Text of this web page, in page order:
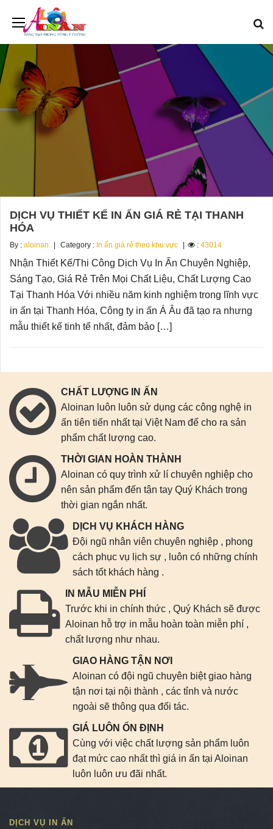
DỊCH VỤ THIẾT KẾ IN ẤN GIÁ RẺ TẠI THANH
HÓA
By : aloinan Category : In ấn giá rẻ theo khu vực : 43014
Nhận Thiết Kế/Thi Công Dịch Vụ In Ấn Chuyên Nghiệp,
Sáng Tạo, Giá Rẻ Trên Mọi Chất Liệu, Chất Lượng Cao
Tại Thanh Hóa Với nhiều năm kinh nghiệm trong lĩnh vực
in ấn tại Thanh Hóa, Công ty in ấn Á Âu đã tạo ra nhưng
mẫu thiết kế tinh tế nhất, đảm bảo […]
CHẤT LƯỢNG IN ẤN
Aloinan luôn luôn sử dụng các công nghệ in
ấn tiên tiến nhất tại Việt Nam để cho ra sản
phẩm chất lượng cao.
THỜI GIAN HOÀN THÀNH
Aloinan có quy trình xử lí chuyên nghiệp cho
nên sản phẩm đến tận tay Quý Khách trong
thời gian ngắn nhất.
DỊCH VỤ KHÁCH HÀNG
Đội ngũ nhân viên chuyên nghiệp , phong
cách phục vụ lịch sự , luôn có những chính
sách tốt khách hàng .
IN MẪU MIỄN PHÍ
Trước khi in chính thức , Quý Khách sẽ được
Aloinan hỗ trợ in mẫu hoàn toàn miễn phí ,
chất lượng như nhau.
GIAO HÀNG TẬN NƠI
Aloinan có đội ngũ chuyên biệt giao hàng
tận nơi tại nội thành , các tỉnh và nước
ngoài sẽ thông qua đối tác.
GIÁ LUÔN ỔN ĐỊNH
Cùng với việc chất lượng sản phẩm luôn
đạt mức cao nhất thì giá in ấn tại Aloinan
luôn luôn ưu đãi nhất.
DỊCH VỤ IN ẤN